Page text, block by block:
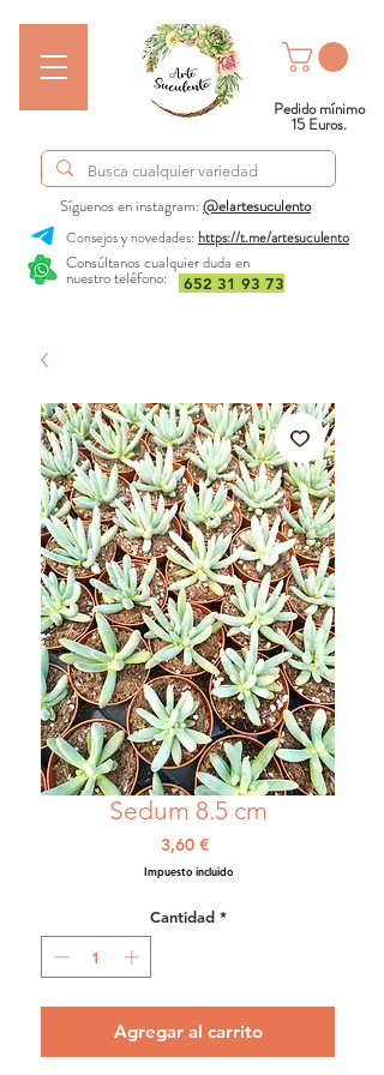
Consúltanos cualquier duda en
nuestro teléfono:
Síguenos en instagram:@elartesuculento
652 31 93 73
Consejos y novedades: https://t.me/artesuculento
Pedido mínimo
15 Euros.
Sedum 8.5 cm
3,60 €Precio
Impuesto incluido
Cantidad *
Agregar al carrito